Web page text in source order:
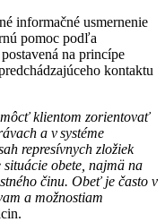
informačné usmernenie
pomoc podľa
na princípe
kontaktu
klientom zorientovať
a v systéme
represívnych zložiek
situácie obete, najmä na
činu. Obeť je často v
a možnostiam